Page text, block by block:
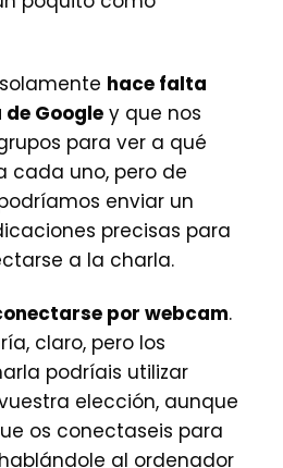
hace falta
Googley que nos
para ver a qué
cada uno, pero de
enviar un
precisas para
a la charla.
por webcam.
claro, pero los
podríais utilizar
elección, aunque
os conectaseis para
al ordenador